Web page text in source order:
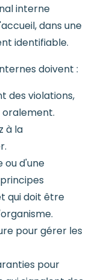
interne
dans une
identifiable.
doivent :
des violations,
à la
ou d'une
qui doit être
pour gérer les
pour